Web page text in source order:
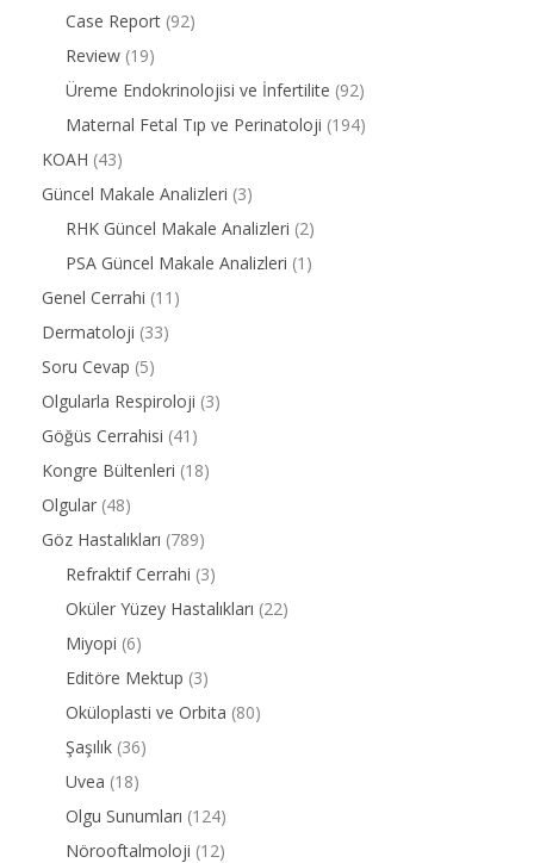
Case Report (92)
Review (19)
Üreme Endokrinolojisi ve İnfertilite (92)
Maternal Fetal Tıp ve Perinatoloji (194)
KOAH (43)
Güncel Makale Analizleri (3)
RHK Güncel Makale Analizleri (2)
PSA Güncel Makale Analizleri (1)
Genel Cerrahi (11)
Dermatoloji (33)
Soru Cevap (5)
Olgularla Respiroloji (3)
Göğüs Cerrahisi (41)
Kongre Bültenleri (18)
Olgular (48)
Göz Hastalıkları (789)
Refraktif Cerrahi (3)
Oküler Yüzey Hastalıkları (22)
Miyopi (6)
Editöre Mektup (3)
Oküloplasti ve Orbita (80)
Şaşılık (36)
Uvea (18)
Olgu Sunumları (124)
Nörooftalmoloji (12)